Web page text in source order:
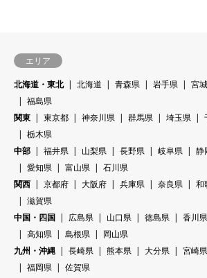
エリア
北海道・東北
北海道 青森県 岩手県 宮
福島県
関東
東京都 神奈川県 群馬県 埼玉県
栃木県
中部
福井県 山梨県 長野県 岐阜県 静
愛知県
富山県
石川県
関西
京都府 大阪府 兵庫県 奈良県 和
滋賀県
中国・四国
広島県 山口県 徳島県 香川県
高知県
島根県
岡山県
九州・沖縄
長崎県 熊本県 大分県 宮崎県
福岡県
佐賀県